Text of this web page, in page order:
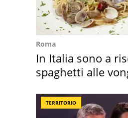
Roma
In Italia sono a
spaghetti alle
TERRITORIO